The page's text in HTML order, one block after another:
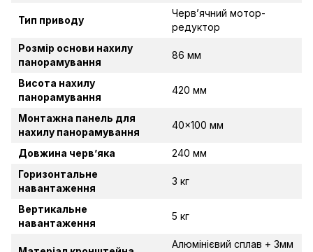
Тип приводу
Черв’ячний мотор-
редуктор
Розмір основи нахилу
панорамування
86 мм
Висота нахилу
панорамування
420 мм
Монтажна панель для
нахилу панорамування
40x100 мм
Довжина черв’яка
240 мм
Горизонтальне
навантаження
3 кг
Вертикальне
навантаження
5 кг
Алюмінієвий сплав + 3мм